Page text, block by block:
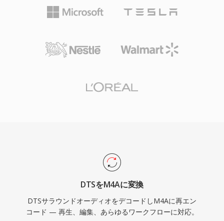
クスからリビングルームまでの実績ある経路を提
複製、時間的ノイズシェーピング、洗練された心
理音響モデルのおかげで、同等のビットレートで
kHzのサンプルレートと最大24ビットのビット深
iPhone、iPad、macOSがすべてM4Aをネイティ
— 旧来の非可逆コーデックに対する優れた符号
化効率、MP4アトム構造によるリッチなメタデ
ータ(アートワーク、チャプター、歌詞)、そして
非可逆とロスレス両方のワークフローに対応する
デュアルモードの柔軟性です。
DTSをM4Aに変換
DTSサラウンドオーディオをデコードしM4Aに再エン
コード — 再生、編集、あらゆるワークフローに対応。